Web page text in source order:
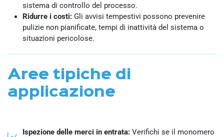
sistema di controllo del processo.
Ridurre i costi: Gli avvisi tempestivi possono prevenire
pulizie non pianificate, tempi di inattività del sistema o
situazioni pericolose.
Aree tipiche di
applicazione
Ispezione delle merci in entrata: Verifichi se il monomero